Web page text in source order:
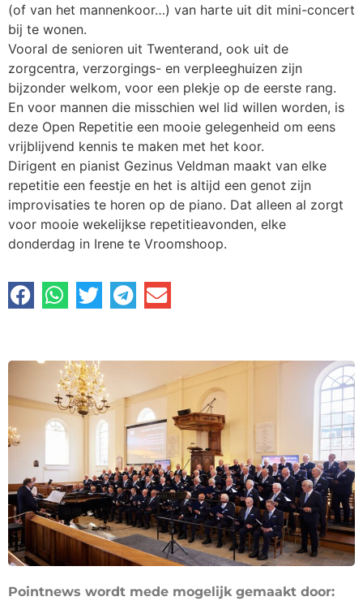
(of van het mannenkoor…) van harte uit dit mini-concert
bij te wonen.
Vooral de senioren uit Twenterand, ook uit de
zorgcentra, verzorgings- en verpleeghuizen zijn
bijzonder welkom, voor een plekje op de eerste rang.
En voor mannen die misschien wel lid willen worden, is
deze Open Repetitie een mooie gelegenheid om eens
vrijblijvend kennis te maken met het koor.
Dirigent en pianist Gezinus Veldman maakt van elke
repetitie een feestje en het is altijd een genot zijn
improvisaties te horen op de piano. Dat alleen al zorgt
voor mooie wekelijkse repetitieavonden, elke
donderdag in Irene te Vroomshoop.
Pointnews wordt mede mogelijk gemaakt door: